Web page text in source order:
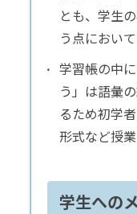
とも、学生
う点におい
学習帳の中
う」は語彙
るため初学
形式など授
学生への